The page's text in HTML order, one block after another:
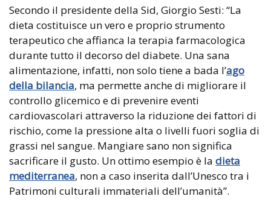
Secondo il presidente della Sid, Giorgio Sesti: “La
dieta costituisce un vero e proprio strumento
terapeutico che affianca la terapia farmacologica
durante tutto il decorso del diabete. Una sana
alimentazione, infatti, non solo tiene a bada l’ago
della bilancia, ma permette anche di migliorare il
controllo glicemico e di prevenire eventi
cardiovascolari attraverso la riduzione dei fattori di
rischio, come la pressione alta o livelli fuori soglia di
grassi nel sangue. Mangiare sano non significa
sacrificare il gusto. Un ottimo esempio è la dieta
mediterranea, non a caso inserita dall’Unesco tra i
Patrimoni culturali immateriali dell’umanità”.